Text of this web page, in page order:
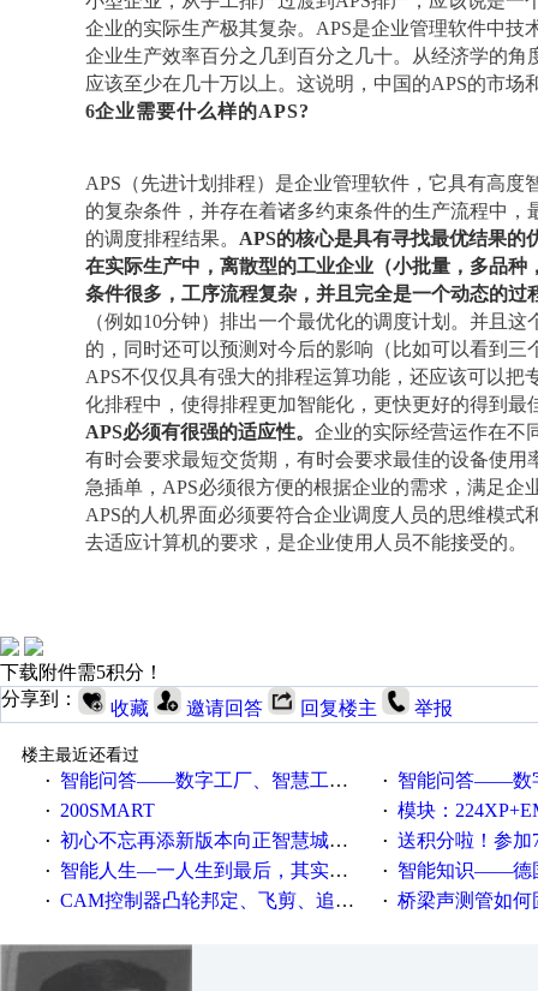
企业的实际生产极其复杂。APS是企业管理软件中技
企业生产效率百分之几到百分之几十。从经济学的角
应该至少在几十万以上。这说明，中国的APS的市场
6企业需要什么样的APS?
APS（先进计划排程）是企业管理软件，它具有高度
的复杂条件，并存在着诸多约束条件的生产流程中
的调度排程结果。 APS的核心是具有寻找最优结果的
在实际生产中，离散型的工业企业（小批量，多品
条件很多，工序流程复杂，并且完全是一个动态的过
（例如10分钟）排出一个最优化的调度计划。并且
的，同时还可以预测对今后的影响（比如可以看到三
APS不仅仅具有强大的排程运算功能，还应该可以把
化排程中，使得排程更加智能化，更快更好的得到最
APS必须有很强的适应性。 企业的实际经营运作在不
有时会要求最短交货期，有时会要求最佳的设备使
急插单， APS必须很方便的根据企业的需求，满足企
APS的人机界面必须要符合企业调度人员的思维模式
去适应计算机的要求，是企业使用人员不能接受的。
下载附件需5积分！
分享到：
收藏 邀请回答 回复楼主 举报
楼主最近还看过
·
智能问答——数字工厂、智慧工厂和智能制造三者的区别是什么？ · 智能问答——数字化工厂与
· 200SMART · 模块：
· 初心不忘再添新版本向正智慧城市云展厅3.0版亮相 · 送积分啦！参加7月6日
· 智能人生—一人生到最后，其实拼的都是人品 · 智能知识——德国工业崛起
· CAM控制器凸轮邦定、飞剪、追剪等C功能块 · 桥梁声测管如何固